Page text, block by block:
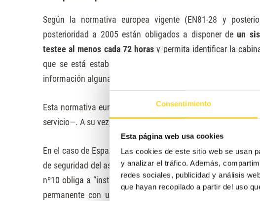
Consentimiento
Esta página web usa cookies
Las cookies de este sitio web se usan
y analizar el tráfico. Además,
redes sociales, publicidad y análisis
que hayan recopilado a partir del uso
Según la normativa europea vigente (EN81-28 y
posterioridad a 2005 están obligados a disponer de un
testee al menos cada 72 horasy permita identificar la
que se está estableciendo la comunicación sin necesidad
información alguna.
Esta normativa europea se aplica, por supuesto, a
servicio—. A su vez, cada uno de estos ha desarrollado
En el caso de España, elRD.57/2005establecedieciséis
de seguridad del ascensorentre las nuevas y las viejas
nº10 obliga a “instalar en cabina un sistema de
permanente con un servicio de intervención rápida en